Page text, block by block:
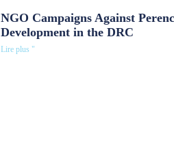
NGO Campaigns Against
Development in the DRC
Lire plus "